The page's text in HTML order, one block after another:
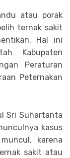
atau porak
ternak sakit
Hal ini
Kabupaten
Peraturan
Peternakan
Sri Suhartanta
kasus
karena
sakit atau